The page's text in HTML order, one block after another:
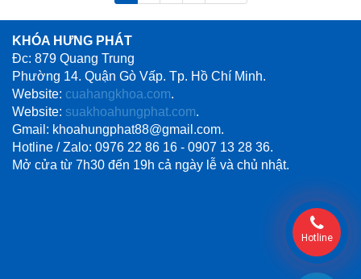
KHÓA HƯNG PHÁT
Đc: 879 Quang Trung
Phường 14. Quận Gò Vấp. Tp. Hồ Chí Minh.
Website: cuahangkhoa.com.
Website: suakhoahungphat.com.
Gmail: khoahungphat88@gmail.com.
Hotline / Zalo: 0976 22 86 16 - 0907 13 28 36.
Mở cửa từ 7h30 đến 19h cả ngày lễ và chủ nhật.
Hotline